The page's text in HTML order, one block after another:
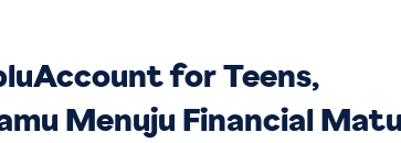
for Teens,
Menuju Financial